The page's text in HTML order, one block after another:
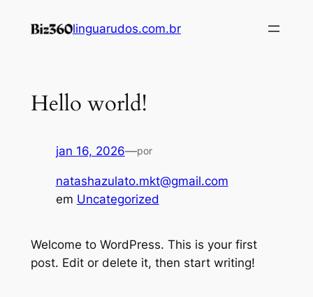
linguarudos.com.br
Hello world!
jan 16, 2026—por
natashazulato.mkt@gmail.com
em Uncategorized
Welcome to WordPress. This is your first
post. Edit or delete it, then start writing!